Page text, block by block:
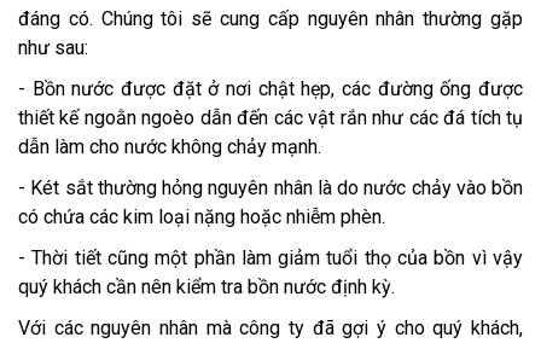
đáng có. Chúng tôi sẽ cung cấp nguyên nhân thường gặp
như sau:
- Bồn nước được đặt ở nơi chật hẹp, các đường ống được
thiết kế ngoằn ngoèo dẫn đến các vật rắn như các đá tích tụ
dẫn làm cho nước không chảy mạnh.
- Két sắt thường hỏng nguyên nhân là do nước chảy vào bồn
có chứa các kim loại nặng hoặc nhiễm phèn.
- Thời tiết cũng một phần làm giảm tuổi thọ của bồn vì vậy
quý khách cần nên kiểm tra bồn nước định kỳ.
Với các nguyên nhân mà công ty đã gợi ý cho quý khách,